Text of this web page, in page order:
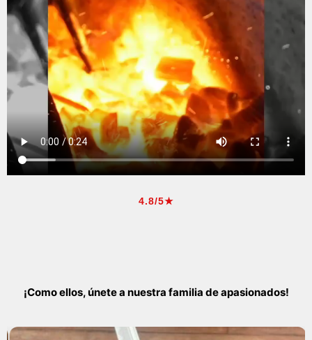
4.8/5★
¡Como ellos, únete a nuestra familia de apasionados!